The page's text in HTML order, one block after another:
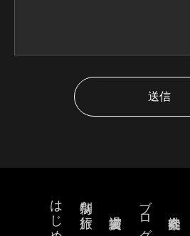
送信
ブログ
特別な旅行
はじめに